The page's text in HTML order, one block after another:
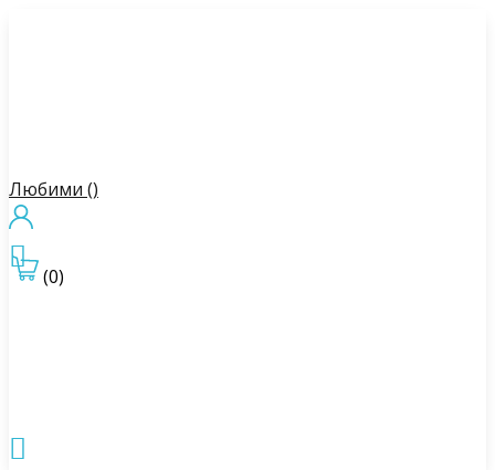
Любими ()
(0)

